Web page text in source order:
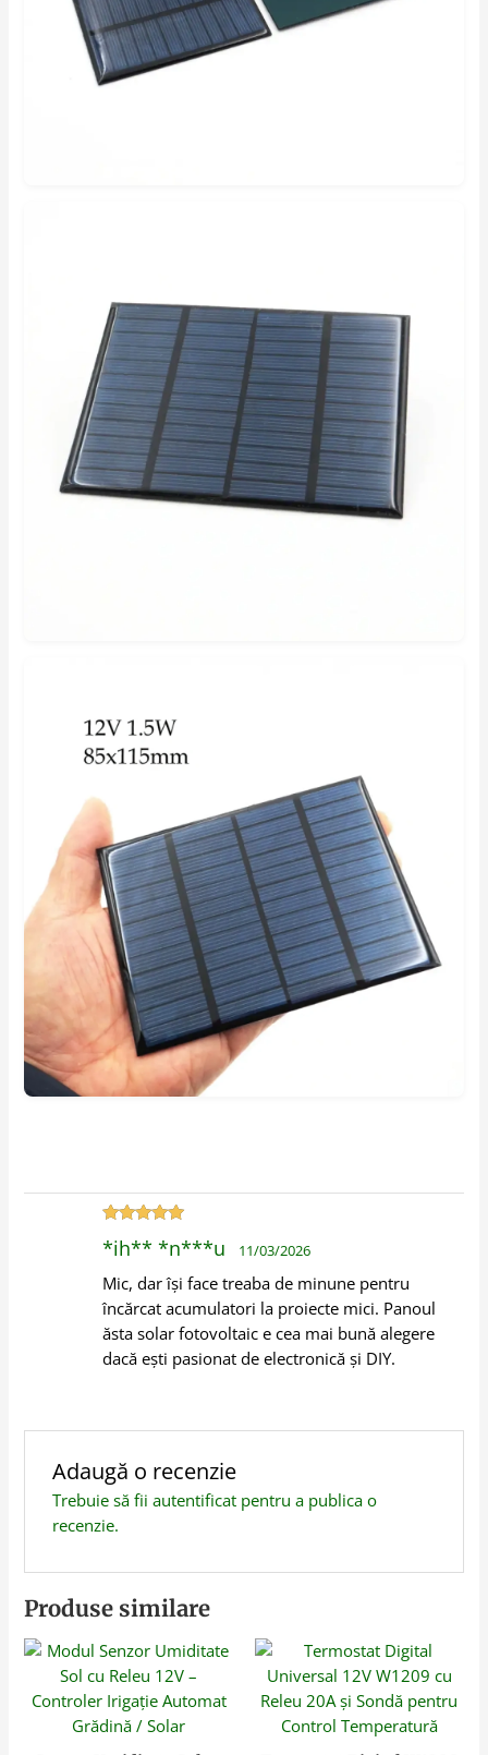
din 5
*ih** *n***u 11/03/2026
Mic, dar își face treaba de minune pentru
încărcat acumulatori la proiecte mici. Panoul
ăsta solar fotovoltaic e cea mai bună alegere
dacă ești pasionat de electronică și DIY.
Adaugă o recenzie
Trebuie să fii autentificatpentru a publica o
recenzie.
Produse similare